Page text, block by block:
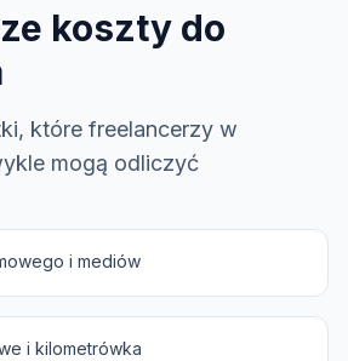
koszty do
które freelancerzy w
mogą odliczyć
i mediów
i kilometrówka